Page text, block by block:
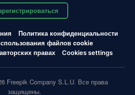
Политика конфиденциальности
файлов cookie
правах
Cookies settings
Freepik Company S.L.U. Все права
защищены.